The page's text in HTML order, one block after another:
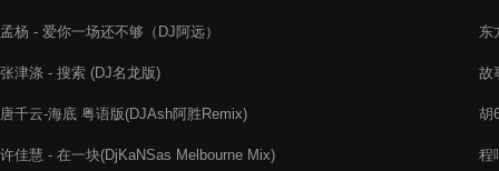
孟杨 - 爱你一场还不够（DJ阿远）
张津涤 - 搜索 (DJ名龙版)
唐千云-海底 粤语版(DJAsh阿胜Remix)
许佳慧 - 在一块(DjKaNSas Melbourne Mix)
东
故
胡
程